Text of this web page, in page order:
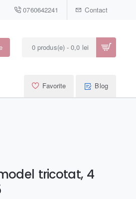
0760642241 Contact
0 produs(e) - 0,0 lei
Favorite Blog
tricotat, 4